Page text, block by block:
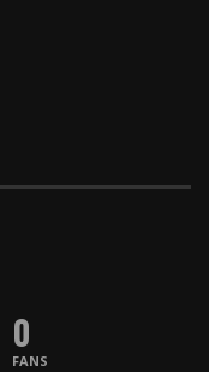
0
FANS